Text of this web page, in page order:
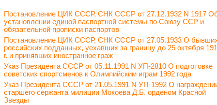
Постановление ЦИК СССР, СНК СССР от 27.12.1932 N 1917
установлении единой паспортной системы по Союзу ССР и
обязательной прописки паспортов
Постановление ЦИК СССР, СНК СССР от 27.05.1933 О
российских подданных, уехавших за границу до 25 октября
г. и принявших иностранное граж
Указ Президента СССР от 05.11.1991 N УП-2810 О подготовке
советских спортсменов к Олимпийским играм 1992 года
Указ Президента СССР от 21.05.1991 N УП-1992 О
старшего сержанта милиции Мокоева Д.Б. орденом Красной
Звезды